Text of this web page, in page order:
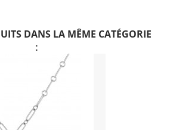
DANS LA MÊME CATÉGORIE
: